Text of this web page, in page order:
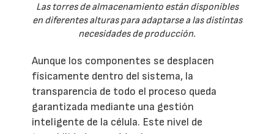
Las torres de almacenamiento están disponibles
en diferentes alturas para adaptarse a las distintas
necesidades de producción.
Aunque los componentes se desplacen
físicamente dentro del sistema, la
transparencia de todo el proceso queda
garantizada mediante una gestión
inteligente de la célula. Este nivel de